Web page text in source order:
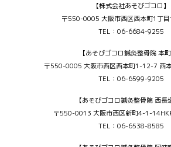
【株式会社あそびゴコロ】
〒550-0005 大阪市西区西本町1丁
TEL：06-6684-9255
【あそびゴコロ鍼灸整骨院 本町
〒550-0005 大阪市西区西本町1-12-7 西
TEL：06-6599-9205
【あそびゴコロ鍼灸整骨院 西長
〒550-0013 大阪市西区新町4-1-
TEL：06-6538-8585